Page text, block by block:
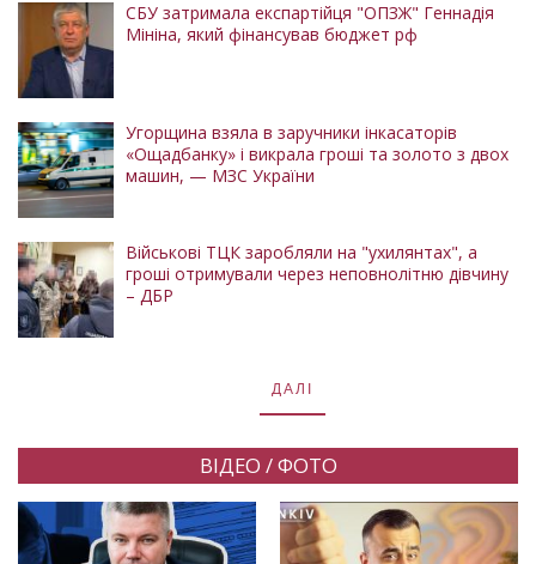
СБУ затримала експартійця "ОПЗЖ" Геннадія
Мініна, який фінансував бюджет рф
Угорщина взяла в заручники інкасаторів
«Ощадбанку» і викрала гроші та золото з двох
машин, — МЗС України
Військові ТЦК заробляли на "ухилянтах", а
гроші отримували через неповнолітню дівчину
– ДБР
ДАЛІ
ВІДЕО / ФОТО